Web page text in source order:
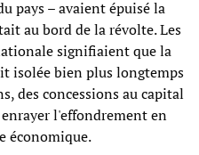
pays – avaient épuisé la
au bord de la révolte. Les
signifiaient que la
isolée bien plus longtemps
des concessions au capital
l'effondrement en
économique.